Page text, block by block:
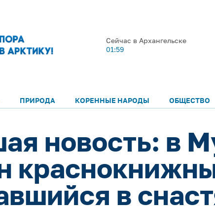
Сейчас в Архангельске
01:59
ПРИРОДА КОРЕННЫЕ НАРОДЫ ОБЩЕСТВО
новость: в
в